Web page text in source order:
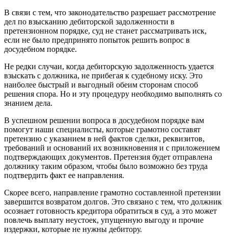
В связи с тем, что законодательство разрешает рассмотрение
дел по взысканию дебиторской задолженности в
претензионном порядке, суд не станет рассматривать иск,
если не было предпринято попыток решить вопрос в
досудебном порядке.
Не редки случаи, когда дебиторскую задолженность удается
взыскать с должника, не прибегая к судебному иску. Это
наиболее быстрый и выгодный обеим сторонам способ
решения спора. Но и эту процедуру необходимо выполнять со
знанием дела.
В успешном решении вопроса в досудебном порядке вам
помогут наши специалисты, которые грамотно составят
претензию с указанием в ней фактов сделки, реквизитов,
требований и оснований их возникновения и с приложением
подтверждающих документов. Претензия будет отправлена
должнику таким образом, чтобы было возможно без труда
подтвердить факт ее направления.
Скорее всего, направление грамотно составленной претензии
завершится возвратом долгов. Это связано с тем, что должник
осознает готовность кредитора обратиться в суд, а это может
повлечь выплату неустоек, упущенную выгоду и прочие
издержки, которые не нужны дебитору.